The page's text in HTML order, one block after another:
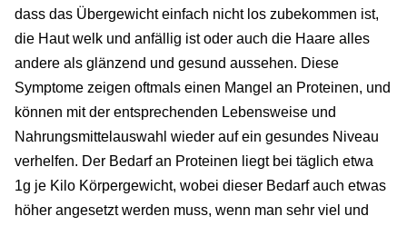
dass das Übergewicht einfach nicht los zubekommen ist,
die Haut welk und anfällig ist oder auch die Haare alles
andere als glänzend und gesund aussehen. Diese
Symptome zeigen oftmals einen Mangel an Proteinen, und
können mit der entsprechenden Lebensweise und
Nahrungsmittelauswahl wieder auf ein gesundes Niveau
verhelfen. Der Bedarf an Proteinen liegt bei täglich etwa
1g je Kilo Körpergewicht, wobei dieser Bedarf auch etwas
höher angesetzt werden muss, wenn man sehr viel und